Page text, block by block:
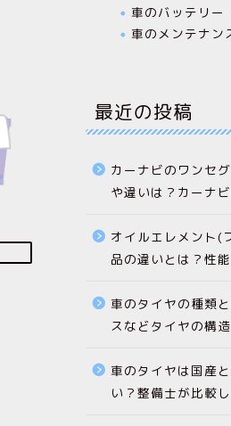
車のバッテリー
車のメンテナン
最近の投稿
カーナビのワンセ
や違いは？カーナ
オイルエレメント(
品の違いとは？性
車のタイヤの種類
スなどタイヤの構造
車のタイヤは国産
い？整備士が比較し